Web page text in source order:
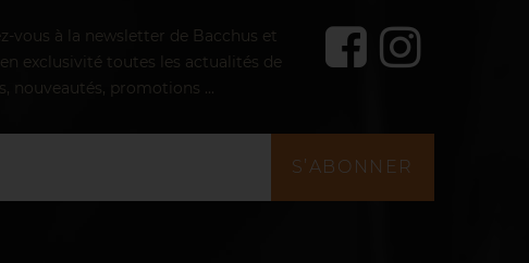
vous à la newsletter de Bacchus et
exclusivité toutes les actualités de
nouveautés, promotions ...